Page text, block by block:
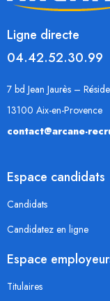
Ligne directe
04.42.52.30.99
7 bd Jean Jaurès –
13100 Aix-en-Provence
contact@arcane-
Espace candidats
Candidats
Candidatez en ligne
Espace
Titulaires